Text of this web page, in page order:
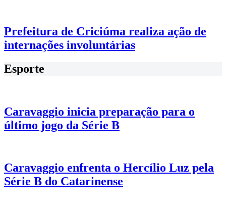
Prefeitura de Criciúma realiza ação de
internações involuntárias
Esporte
Caravaggio inicia preparação para o
último jogo da Série B
Caravaggio enfrenta o Hercílio Luz pela
Série B do Catarinense